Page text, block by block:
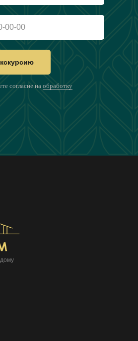
согласие наобработку